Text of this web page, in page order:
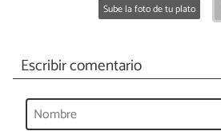
Sube la foto de tu plato
Escribir comentario